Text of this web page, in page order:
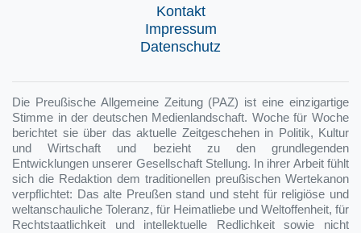
Kontakt
Impressum
Datenschutz
Die Preußische Allgemeine Zeitung (PAZ) ist eine einzigartige
Stimme in der deutschen Medienlandschaft. Woche für Woche
berichtet sie über das aktuelle Zeitgeschehen in Politik, Kultur
und Wirtschaft und bezieht zu den grundlegenden
Entwicklungen unserer Gesellschaft Stellung. In ihrer Arbeit fühlt
sich die Redaktion dem traditionellen preußischen Wertekanon
verpflichtet: Das alte Preußen stand und steht für religiöse und
weltanschauliche Toleranz, für Heimatliebe und Weltoffenheit, für
Rechtstaatlichkeit und intellektuelle Redlichkeit sowie nicht